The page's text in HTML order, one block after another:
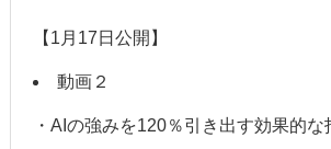
【1月17日公開】
動画２
・AIの強みを120％引き出す効果的な